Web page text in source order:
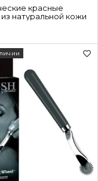
красные
натуральной кожи